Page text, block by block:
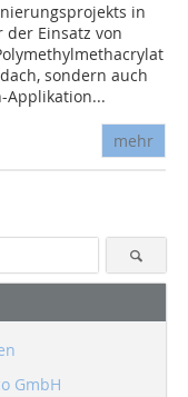
in
Einsatz von
sondern auch
Applikation...
mehr
GmbH